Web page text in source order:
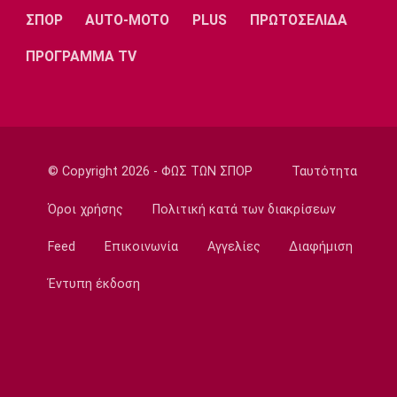
Ευρωπαϊκό ένταλμα για τρεις
13:50
13:40
Το Ελεγκτικό Συνέδριο ακύρωσε τον
διαγωνισμό για την ενεργειακή αναβάθμιση
του ΣΕΦ!
13:27
Ίντερ: «Δένει» για πάντα τον Ντιμάρκο
ΣΠΟΡ AUTO-MOTO PLUS ΠΡΩΤΟΣΕΛΙΔΑ
ΠΡΟΓΡΑΜΜΑ TV
© Copyright 2026 - ΦΩΣ ΤΩΝ ΣΠΟΡ Ταυτότητα
Όροι χρήσης Πολιτική κατά των διακρίσεων
Feed Επικοινωνία Αγγελίες Διαφήμιση
Έντυπη έκδοση